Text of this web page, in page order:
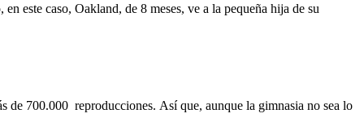
este caso, Oakland, de 8 meses, ve a la pequeña hija de su
de 700.000 reproducciones. Así que, aunque la gimnasia no sea lo